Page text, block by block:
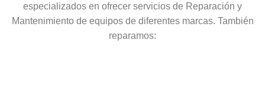
especializados en ofrecer servicios de Reparación y
Mantenimiento de equipos de diferentes marcas. También
reparamos: